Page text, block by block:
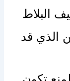
البلاط
الذي قد